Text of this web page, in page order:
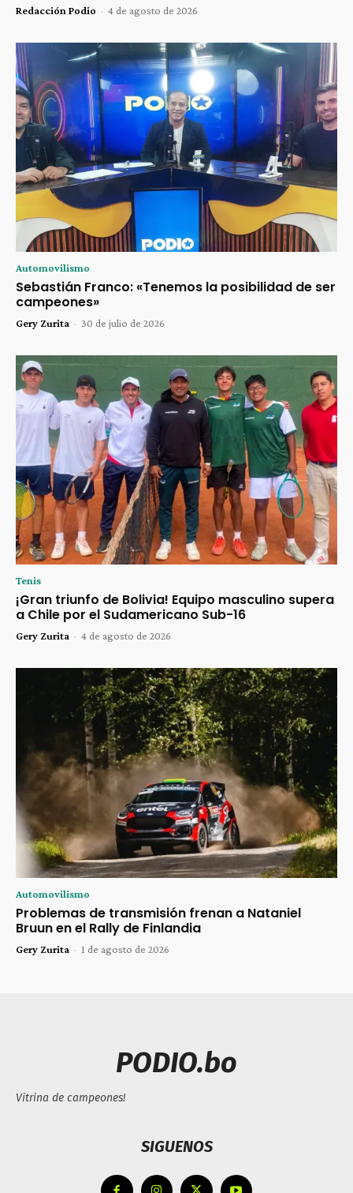
Redacción Podio - 4 de agosto de 2026
Automovilismo
Sebastián Franco: «Tenemos la posibilidad de ser
campeones»
Gery Zurita - 30 de julio de 2026
Tenis
¡Gran triunfo de Bolivia! Equipo masculino supera
a Chile por el Sudamericano Sub-16
Gery Zurita - 4 de agosto de 2026
Automovilismo
Problemas de transmisión frenan a Nataniel
Bruun en el Rally de Finlandia
Gery Zurita - 1 de agosto de 2026
PODIO.bo
Vitrina de campeones!
SIGUENOS